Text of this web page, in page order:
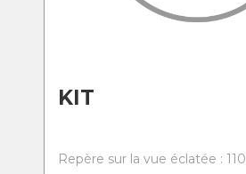
KIT
Repère sur la vue éclatée : 110